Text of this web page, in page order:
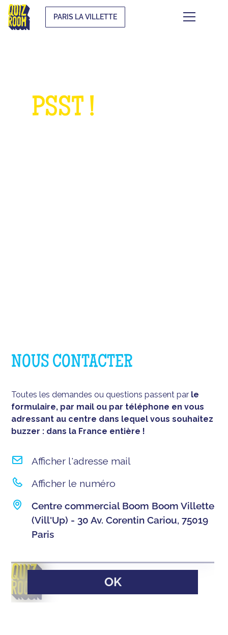
PARIS LA VILLETTE
PSST !
NOUS CONTACTER
Toutes les demandes ou questions passent par le
formulaire, par mail ou par téléphone en vous
adressant au centre dans lequel vous souhaitez
buzzer : dans la France entière !
Afficher l'adresse mail
Afficher le numéro
Centre commercial Boom Boom Villette
(Vill'Up) - 30 Av. Corentin Cariou, 75019
Paris